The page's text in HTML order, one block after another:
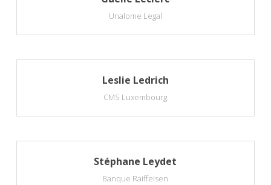
Unalome Legal
Leslie Ledrich
CMS Luxembourg
Stéphane Leydet
Banque Raiffeisen